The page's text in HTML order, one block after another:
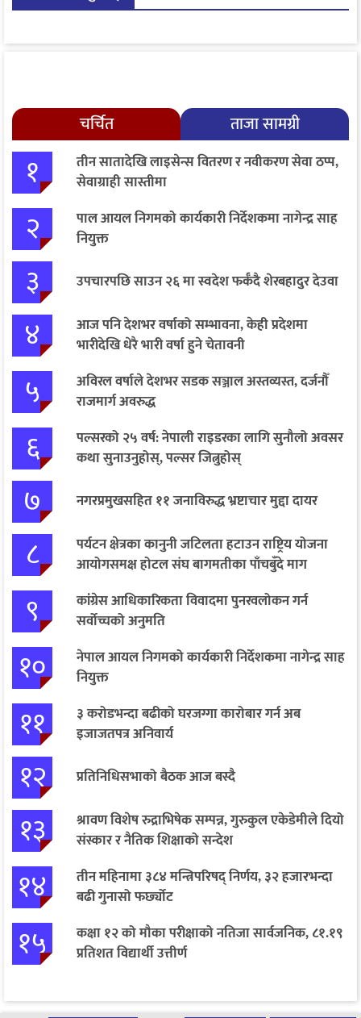
चर्चित ताजा सामग्री
१
तीन सातादेखि लाइसेन्स वितरण र नवीकरण सेवा ठप्प,
सेवाग्राही सास्तीमा
२
पाल आयल निगमको कार्यकारी निर्देशकमा नागेन्द्र साह
नियुक्त
३ उपचारपछि साउन २६ मा स्वदेश फर्कँदै शेरबहादुर देउवा
४
आज पनि देशभर वर्षाको सम्भावना, केही प्रदेशमा
भारीदेखि धेरै भारी वर्षा हुने चेतावनी
५
अविरल वर्षाले देशभर सडक सञ्जाल अस्तव्यस्त, दर्जनौँ
राजमार्ग अवरुद्ध
६
पल्सरको २५ वर्ष: नेपाली राइडरका लागि सुनौलो अवसर
कथा सुनाउनुहोस्, पल्सर जित्नुहोस्
७ नगरप्रमुखसहित ११ जनाविरुद्ध भ्रष्टाचार मुद्दा दायर
८
पर्यटन क्षेत्रका कानुनी जटिलता हटाउन राष्ट्रिय योजना
आयोगसमक्ष होटल संघ बागमतीका पाँचबुँदे माग
९
कांग्रेस आधिकारिकता विवादमा पुनरवलोकन गर्न
सर्वोच्चको अनुमति
१०
नेपाल आयल निगमको कार्यकारी निर्देशकमा नागेन्द्र साह
नियुक्त
११
३ करोडभन्दा बढीको घरजग्गा कारोबार गर्न अब
इजाजतपत्र अनिवार्य
१२ प्रतिनिधिसभाको बैठक आज बस्दै
१३
श्रावण विशेष रुद्राभिषेक सम्पन्न, गुरुकुल एकेडेमीले दियो
संस्कार र नैतिक शिक्षाको सन्देश
१४
तीन महिनामा ३८४ मन्त्रिपरिषद् निर्णय, ३२ हजारभन्दा
बढी गुनासो फर्छ्योट
१५
कक्षा १२ को मौका परीक्षाको नतिजा सार्वजनिक, ८१.१९
प्रतिशत विद्यार्थी उत्तीर्ण